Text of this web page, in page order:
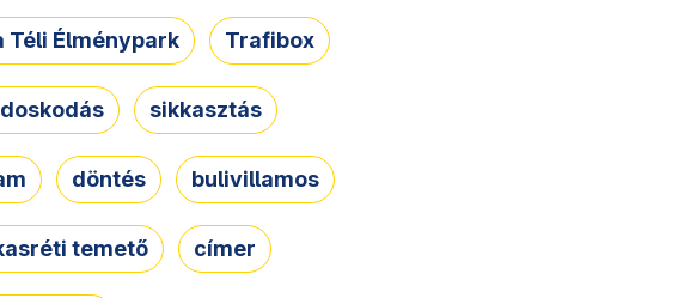
Téli Élménypark Trafibox
sikkasztás
döntés bulivillamos
temető címer